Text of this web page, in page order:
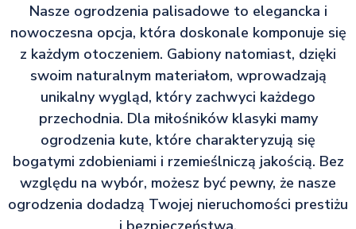
Nasze ogrodzenia palisadowe to elegancka i
nowoczesna opcja, która doskonale komponuje się
z każdym otoczeniem. Gabiony natomiast, dzięki
swoim naturalnym materiałom, wprowadzają
unikalny wygląd, który zachwyci każdego
przechodnia. Dla miłośników klasyki mamy
ogrodzenia kute, które charakteryzują się
bogatymi zdobieniami i rzemieślniczą jakością. Bez
względu na wybór, możesz być pewny, że nasze
ogrodzenia dodadzą Twojej nieruchomości prestiżu